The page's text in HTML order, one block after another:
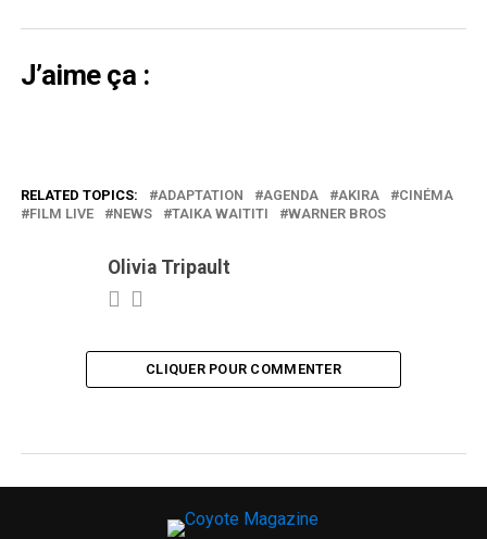
J’aime ça :
RELATED TOPICS: ADAPTATION AGENDA AKIRA
CINÉMA
FILM LIVE
NEWS TAIKA WAITITI WARNER BROS
Olivia Tripault
CLIQUER POUR COMMENTER